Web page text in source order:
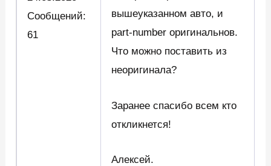
Сообщений:
61
вышеуказанном авто, и
part-number оригинальнов.
Что можно поставить из
неоригинала?
Заранее спасибо всем кто
откликнется!
Алексей.